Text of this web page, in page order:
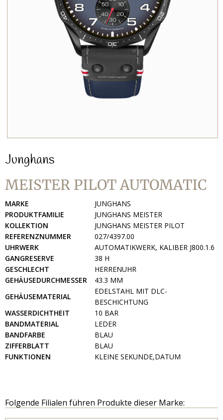
Junghans
MEISTER PILOT AUTOMATIC
MARKE
JUNGHANS
PRODUKTFAMILIE
JUNGHANS MEISTER
KOLLEKTION
JUNGHANS MEISTER PILOT
REFERENZNUMMER
027/4397.00
UHRWERK
AUTOMATIKWERK, KALIBER J800.1.6
GANGRESERVE
38 H
GESCHLECHT
HERRENUHR
GEHÄUSEDURCHMESSER
43.3 MM
GEHÄUSEMATERIAL
EDELSTAHL MIT DLC-
BESCHICHTUNG
WASSERDICHTHEIT
10 BAR
BANDMATERIAL
LEDER
BANDFARBE
BLAU
ZIFFERBLATT
BLAU
FUNKTIONEN
KLEINE SEKUNDE,DATUM
Folgende Filialen führen Produkte dieser Marke: